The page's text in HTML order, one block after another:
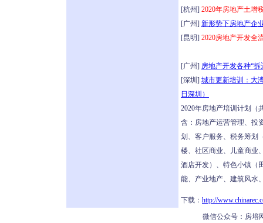
[杭州] 2020年房地产土增
[广州] 新形势下房地产企
[昆明] 2020房地产开发全
[广州] 房地产开发各种“
[深圳] 城市更新培训：大
日深圳）
2020年房地产培训计划（
含：房地产运营管理、投
划、客户服务、税务筹划
楼、社区商业、儿童商业
酒店开发）、特色小镇（
能、产业地产、建筑风水
下载： http://
微信公众号：房培